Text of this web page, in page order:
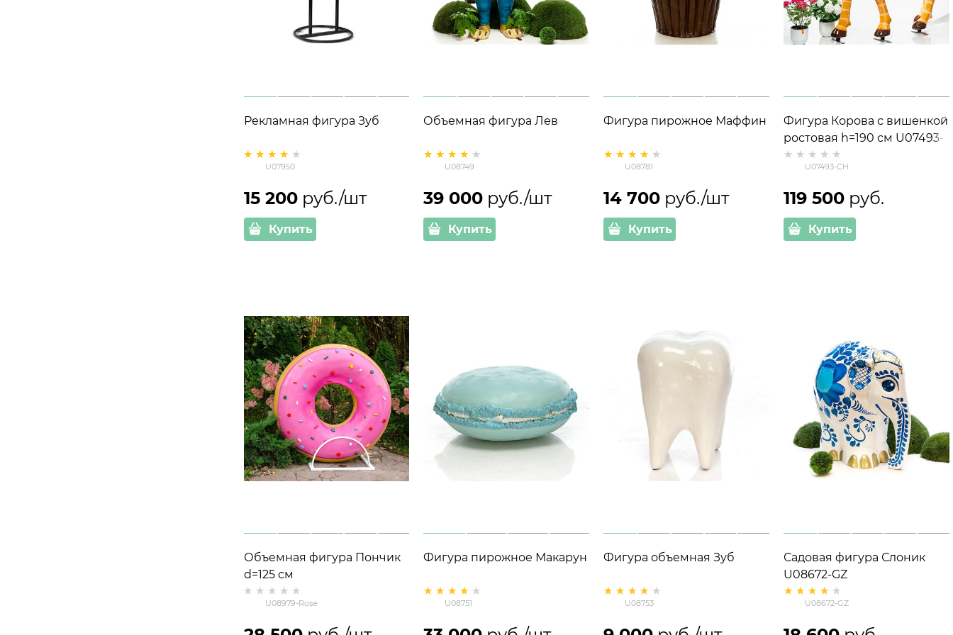
Рекламная фигура Зуб
U07950
15 200 руб./шт
Купить
Объемная фигура Лев
U08749
39 000 руб./шт
Купить
Фигура пирожное Маффин
U08781
14 700 руб./шт
Купить
Фигура Корова с вишенкой
ростовая h=190 см U07493-
CH стеклопластик
U07493-CH
119 500 руб.
Купить
Объемная фигура Пончик
d=125 см
U08979-Rose
Фигура пирожное Макарун
U08751
Фигура объемная Зуб
U08753
Садовая фигура Слоник
U08672-GZ
U08672-GZ